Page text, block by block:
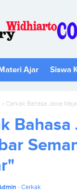
Ajar Siswa
› Cerkak Bahasa Jawa
-Cerkak